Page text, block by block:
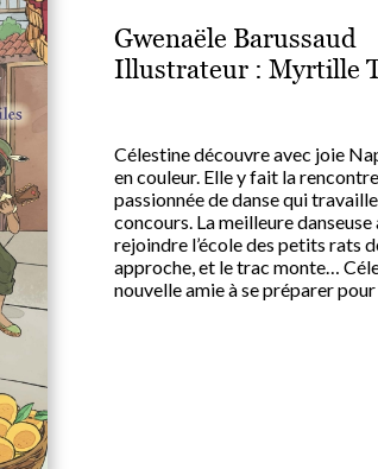
Gwenaële Barussaud
Illustrateur : Myrtille
Célestine découvre avec joie
en couleur. Elle y fait la
passionnée de danse qui
concours. La meilleure danseuse
rejoindre l’école des petits rats
approche, et le trac monte…
nouvelle amie à se préparer